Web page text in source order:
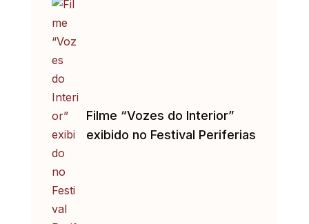
Filme “Vozes do Interior”
exibido no Festival Periferias